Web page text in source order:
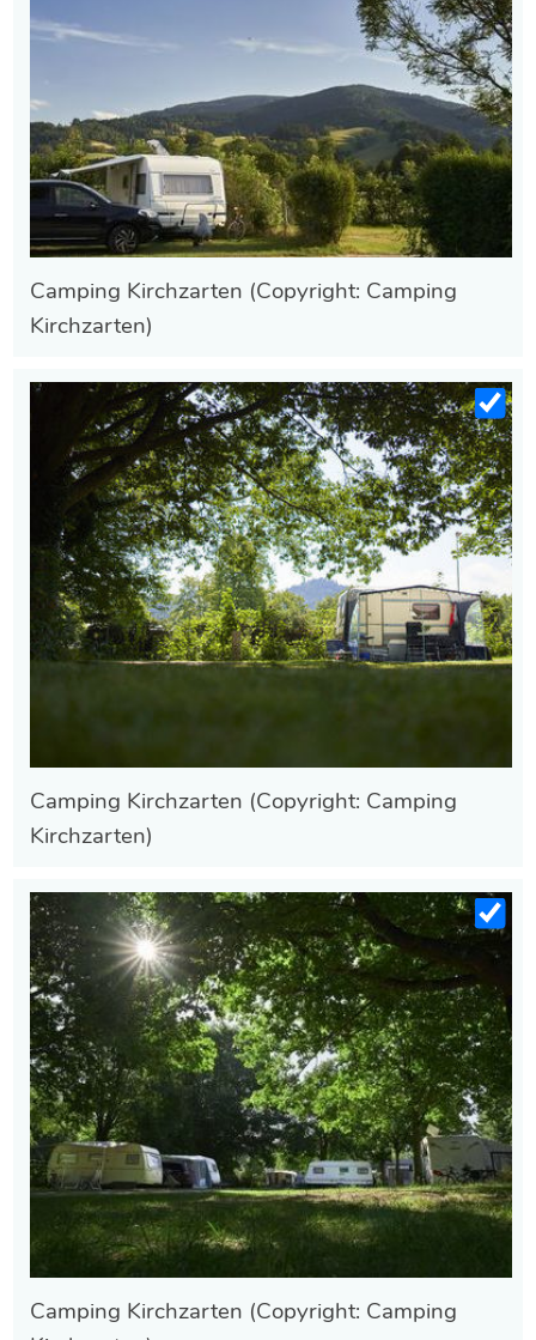
Camping Kirchzarten (Copyright: Camping
Kirchzarten)
Camping Kirchzarten (Copyright: Camping
Kirchzarten)
Camping Kirchzarten (Copyright: Camping